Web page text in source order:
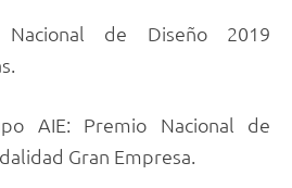
de Diseño 2019
AIE: Premio Nacional de
Gran Empresa.